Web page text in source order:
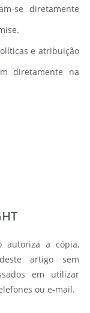
se diretamente
e atribuição
diretamente na
a cópia,
artigo sem
em utilizar
ou e-mail.